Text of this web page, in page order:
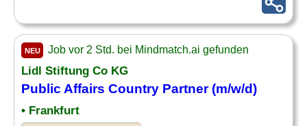
NEU Job vor 2 Std. bei Mindmatch.ai gefunden
Lidl Stiftung Co KG
Public Affairs Country Partner (m/w/d)
• Frankfurt